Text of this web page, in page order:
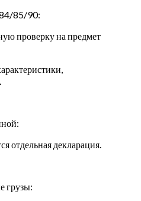
84/85/90:
проверку на предмет
отдельная декларация.
грузы: